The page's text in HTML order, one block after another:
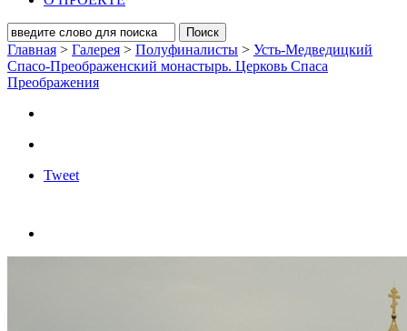
Главная > Галерея > Полуфиналисты > Усть-Медведицкий
Спасо-Преображенский монастырь. Церковь Спаса
Преображения
Tweet